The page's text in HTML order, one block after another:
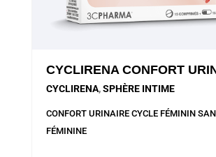
CYCLIRENA CONFORT
CYCLIRENA,SPHÈRE INTIME
CONFORT URINAIRE CYCLE FÉMININ
FÉMININE